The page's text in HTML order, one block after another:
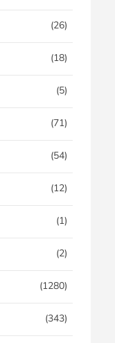
(26)
(18)
(5)
(71)
(54)
(12)
(1)
(2)
(1280)
(343)